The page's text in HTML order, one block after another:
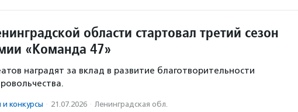
области стартовал третий сезон
«Команда 47»
наградят за вклад в развитие благотворительности
и конкурсы · 21.07.2026 · Ленинградская обл.